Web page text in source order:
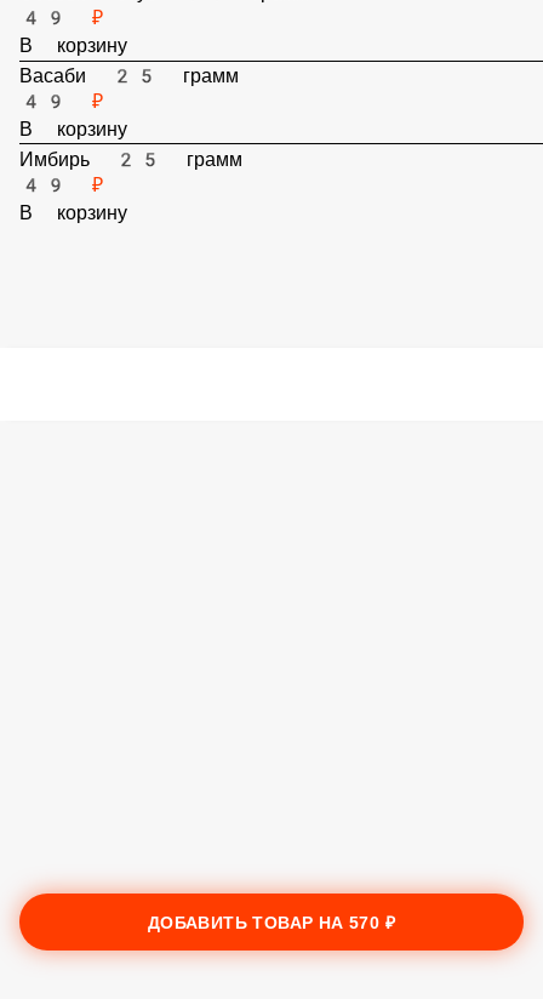
В корзину
Соевый соус 30 грамм
49 ₽
В корзину
Васаби 25 грамм
49 ₽
В корзину
ДОБАВИТЬ ТОВАР НА570 ₽